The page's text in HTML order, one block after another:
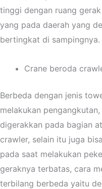
tinggi dengan ruang
yang pada daerah yang
bertingkat di sampingnya.
Crane beroda
Berbeda dengan jenis
melakukan
digerakkan pada bagian
crawler, selain itu juga
pada saat melakukan
geraknya terbatas, cara
terbilang berbeda yaitu